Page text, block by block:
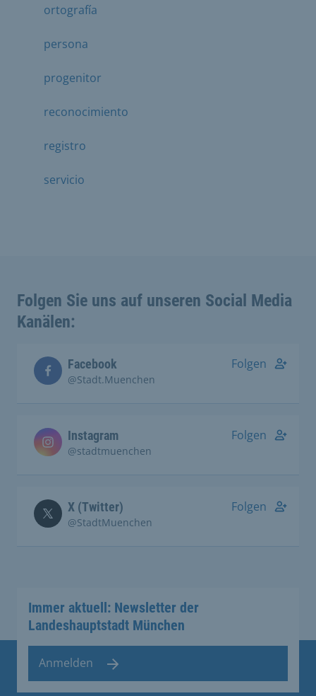
ortografía
persona
progenitor
reconocimiento
registro
servicio
Folgen Sie uns auf unseren Social Media
Kanälen:
Facebook
@Stadt.Muenchen
Folgen
Instagram
@stadtmuenchen
Folgen
X (Twitter)
@StadtMuenchen
Folgen
Immer aktuell: Newsletter der
Landeshauptstadt München
Anmelden